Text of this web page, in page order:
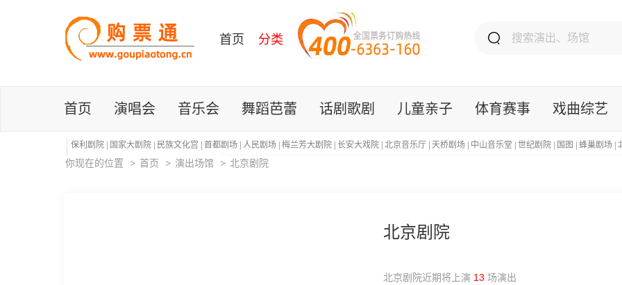
首页 分类
首页 演唱会 音乐会 舞蹈芭蕾 话剧歌剧 儿童亲子 体育赛事 戏曲综艺
保利剧院 国家大剧院 民族文化宫 首都剧场 人民剧场 梅兰芳大剧院 长安大戏院 北京音乐厅 天桥剧场 中山音乐堂 世纪剧院 国图 蜂巢剧场
你现在的位置 首页 演出场馆 北京剧院
北京剧院
北京剧院近期将上演 13 场演出